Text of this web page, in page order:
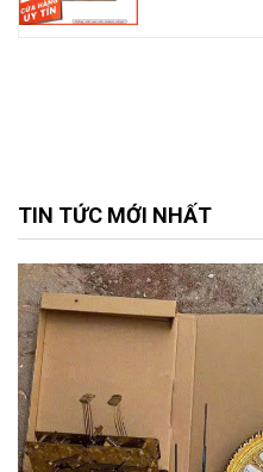
TIN TỨC MỚI NHẤT